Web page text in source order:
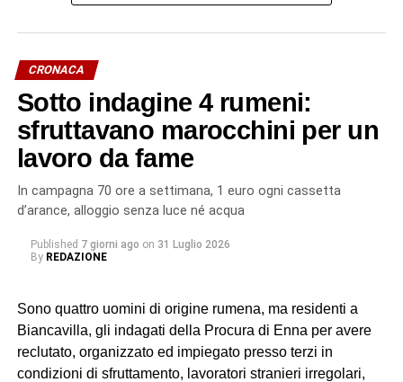
CRONACA
Sotto indagine 4 rumeni:
sfruttavano marocchini per un
lavoro da fame
In campagna 70 ore a settimana, 1 euro ogni cassetta
d’arance, alloggio senza luce né acqua
Published 7 giorni ago on 31 Luglio 2026
By REDAZIONE
Sono quattro uomini di origine rumena, ma residenti a
Biancavilla, gli indagati della Procura di Enna per avere
reclutato, organizzato ed impiegato presso terzi in
condizioni di sfruttamento, lavoratori stranieri irregolari,